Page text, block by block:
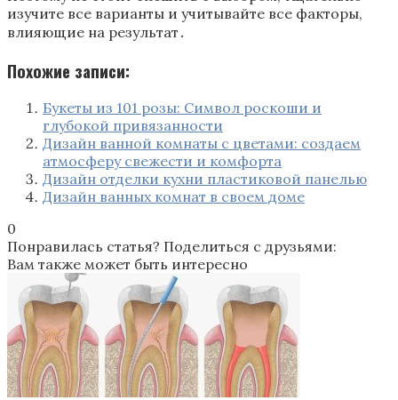
изучите все варианты и учитывайте все факторы,
влияющие на результат․
Похожие записи:
Букеты из 101 розы: Символ роскоши и
глубокой привязанности
Дизайн ванной комнаты с цветами: создаем
атмосферу свежести и комфорта
Дизайн отделки кухни пластиковой панелью
Дизайн ванных комнат в своем доме
0
Понравилась статья? Поделиться с друзьями:
Вам также может быть интересно